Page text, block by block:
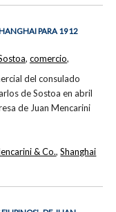
PARA 1912
del consulado
de Sostoa en abril
de Juan Mencarini
, comercio,
& Co.,Shanghai